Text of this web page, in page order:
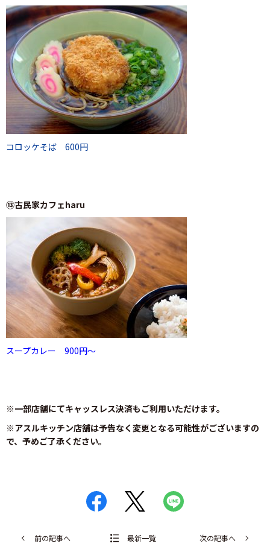
コロッケそば 600円
⑬古民家カフェharu
スープカレー 900円～
※一部店舗にてキャッスレス決済もご利用いただけます。
※アスルキッチン店舗は予告なく変更となる可能性がございますの
で、予めご了承ください。
前の記事へ 最新一覧 次の記事へ